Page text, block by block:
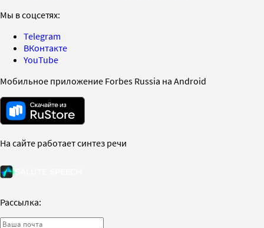
Мы в соцсетях:
Telegram
ВКонтакте
YouTube
Мобильное приложение Forbes Russia на Android
На сайте работает синтез речи
Рассылка: